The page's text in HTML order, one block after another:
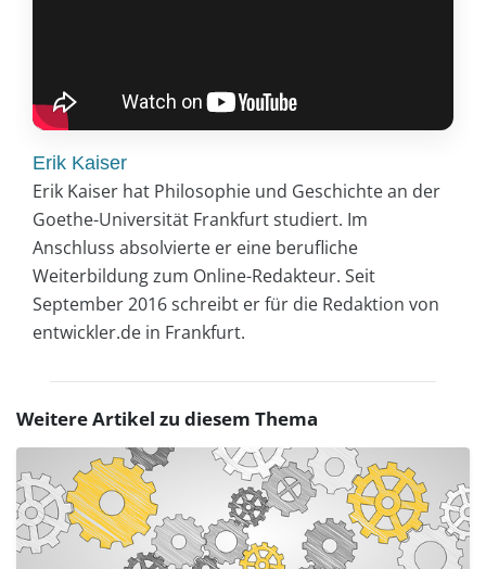
Erik Kaiser
Erik Kaiser hat Philosophie und Geschichte an der
Goethe-Universität Frankfurt studiert. Im
Anschluss absolvierte er eine berufliche
Weiterbildung zum Online-Redakteur. Seit
September 2016 schreibt er für die Redaktion von
entwickler.de in Frankfurt.
Weitere Artikel zu diesem Thema